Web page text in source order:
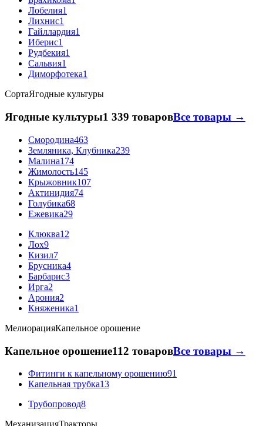
Лобелия1
Лихнис1
Гайллардия1
Иберис1
Рудбекия1
Сальвия1
Диморфотека1
СортаЯгодные культуры
Ягодные культуры1 339 товаровВсе товары →
Смородина463
Земляника, Клубника239
Малина174
Жимолость145
Крыжовник107
Актинидия74
Голубика68
Ежевика29
Клюква12
Лох9
Кизил7
Брусника4
Барбарис3
Ирга2
Арония2
Княженика1
МелиорацияКапельное орошение
Капельное орошение112 товаровВсе товары →
Фитинги к капельному орошению91
Капельная трубка13
Трубопровод8